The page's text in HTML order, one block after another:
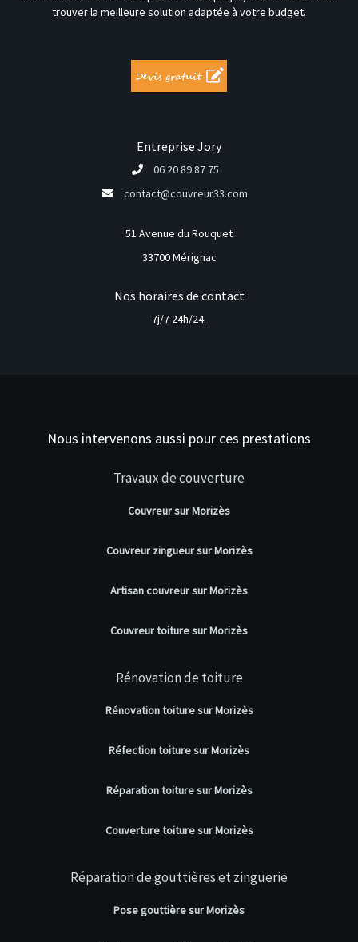
trouver la meilleure solution adaptée à votre budget.
Entreprise Jory
06 20 89 87 75
contact@couvreur33.com
51 Avenue du Rouquet
33700 Mérignac
Nos horaires de contact
7j/7 24h/24.
Nous intervenons aussi pour ces prestations
Travaux de couverture
Couvreur sur Morizès
Couvreur zingueur sur Morizès
Artisan couvreur sur Morizès
Couvreur toiture sur Morizès
Rénovation de toiture
Rénovation toiture sur Morizès
Réfection toiture sur Morizès
Réparation toiture sur Morizès
Couverture toiture sur Morizès
Réparation de gouttières et zinguerie
Pose gouttière sur Morizès